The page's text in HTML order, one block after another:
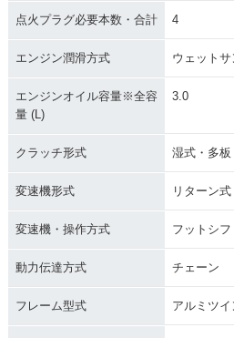
点火プラグ必要本数・合計 4
エンジン潤滑方式 ウェット
エンジンオイル容量※全容
量 (L)
3.0
クラッチ形式 湿式・多板
変速機形式 リターン
変速機・操作方式 フットシフ
動力伝達方式 チェーン
フレーム型式 アルミツ